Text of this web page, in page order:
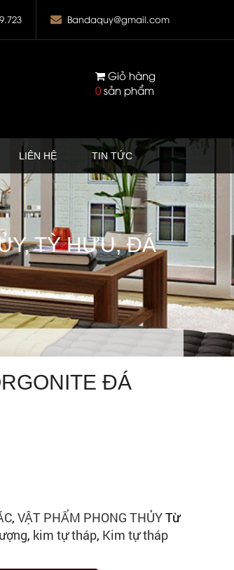
Bandaquy@gmail.com
Giỏ hàng
0 sản phẩm
LIÊN HỆ TIN TỨC
TỲ HƯU, ĐÁ
ĐÁ
,VẬT PHẨM PHONG THỦYTừ
, kim tự tháp, Kim tự tháp